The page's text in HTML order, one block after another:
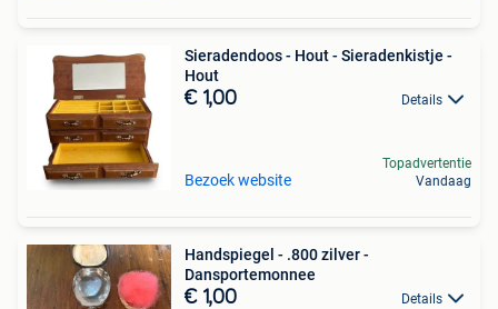
Sieradendoos - Hout - Sieradenkistje -
Hout
€ 1,00 Details
Bezoek website
Topadvertentie
Vandaag
Handspiegel - .800 zilver -
Dansportemonnee
€ 1,00 Details